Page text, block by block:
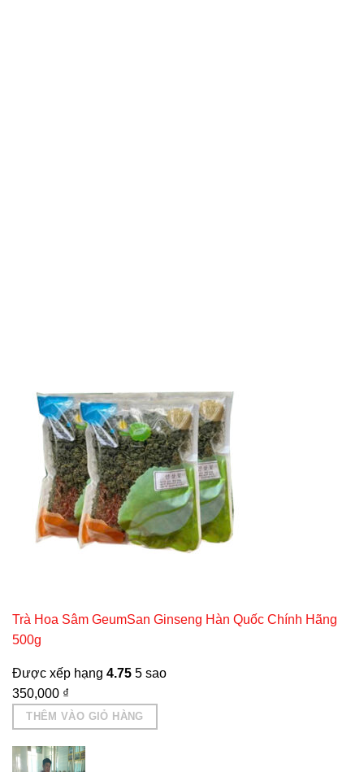
Trà Hoa Sâm GeumSan Ginseng Hàn Quốc Chính Hãng
500g
Được xếp hạng 4.755 sao
350,000 ₫
THÊM VÀO GIỎ HÀNG